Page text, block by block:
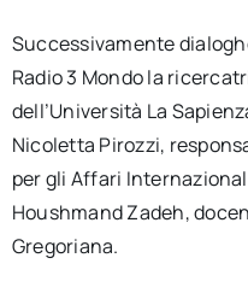
Successivamente
Radio 3 Mondo la
dell’Università La
Nicoletta Pirozzi,
per gli Affari
Houshmand Zadeh,
Gregoriana.